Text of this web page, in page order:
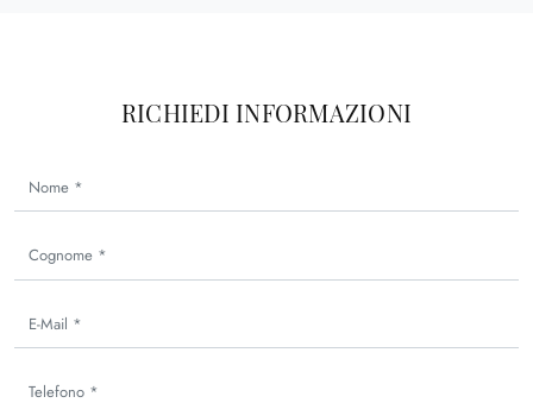
RICHIEDI INFORMAZIONI